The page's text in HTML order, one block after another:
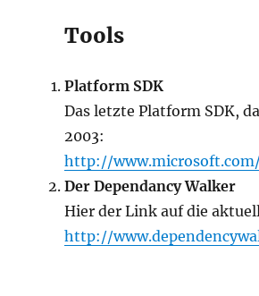
Tools
Platform SDK
Das letzte Platform SDK,
2003:
http://
Der Dependancy Walker
Hier der Link auf die
http://